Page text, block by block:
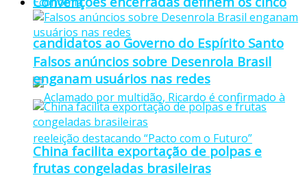
candidatos ao Governo do Espírito Santo
Falsos anúncios sobre Desenrola Brasil
enganam usuários nas redes
China facilita exportação de polpas e
frutas congeladas brasileiras